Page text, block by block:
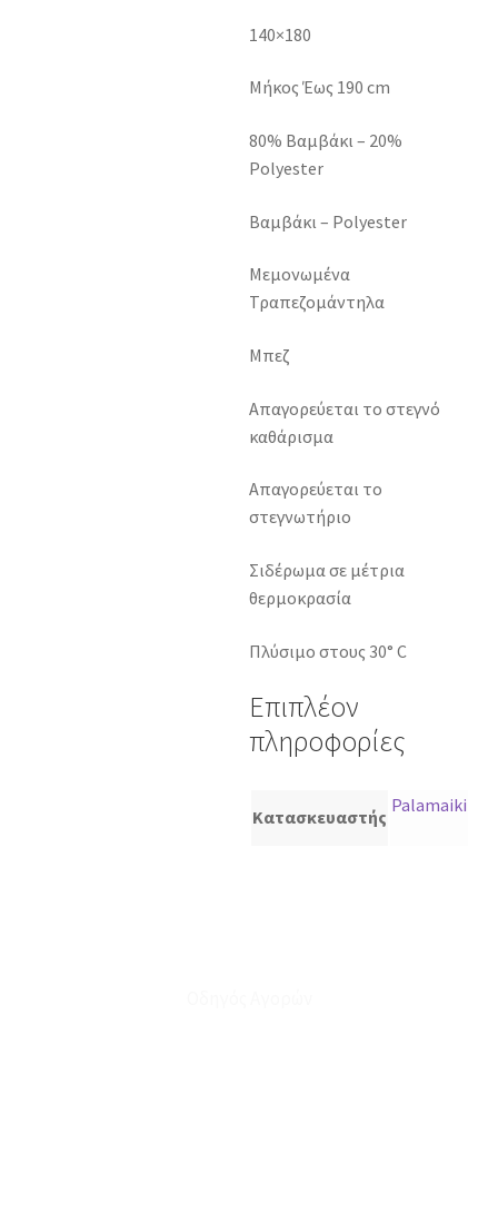
140×180
Μήκος Έως 190 cm
80% Βαμβάκι – 20%
Polyester
Βαμβάκι – Polyester
Μεμονωμένα
Τραπεζομάντηλα
Μπεζ
Απαγορεύεται το στεγνό
καθάρισμα
Απαγορεύεται το
στεγνωτήριο
Σιδέρωμα σε μέτρια
θερμοκρασία
Πλύσιμο στους 30° C
Επιπλέον
πληροφορίες
Κατασκευαστής
Palamaiki